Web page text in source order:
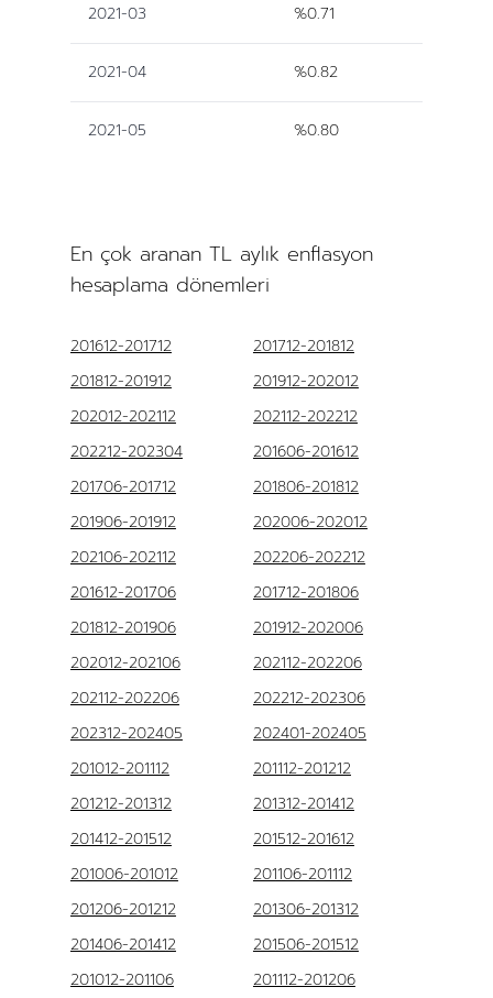
2021-03 %0.71
2021-04 %0.82
2021-05 %0.80
En çok aranan TL aylık enflasyon
hesaplama dönemleri
201612-201712
201712-201812
201812-201912
201912-202012
202012-202112
202112-202212
202212-202304
201606-201612
201706-201712
201806-201812
201906-201912
202006-202012
202106-202112
202206-202212
201612-201706
201712-201806
201812-201906
201912-202006
202012-202106
202112-202206
202112-202206
202212-202306
202312-202405
202401-202405
201012-201112
201112-201212
201212-201312
201312-201412
201412-201512
201512-201612
201006-201012
201106-201112
201206-201212
201306-201312
201406-201412
201506-201512
201012-201106
201112-201206